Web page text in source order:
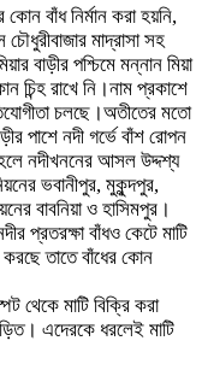
কোন বাঁধ নির্মান করা হয়নি,
মাদ্রাসা সহ
বাড়ীর পশ্চিমে মন্নান মিয়া
চিন্হ রাখে নি।নাম প্রকাশে
চলছে।অতীতের মতো
পাশে নদী গর্ভে বাঁশ রোপন
নদীখননের আসল উদ্দশ্য
ভবানীপুর, মুকুন্দপুর,
বাবনিয়া ও হাসিমপুর।
প্রতরক্ষা বাঁধও কেটে মাটি
তাতে বাঁধের কোন
থেকে মাটি বিক্রি করা
এদেরকে ধরলেই মাটি